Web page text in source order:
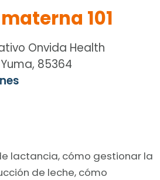
101
Onvida Health
85364
lactancia, cómo gestionar la
de leche, cómo